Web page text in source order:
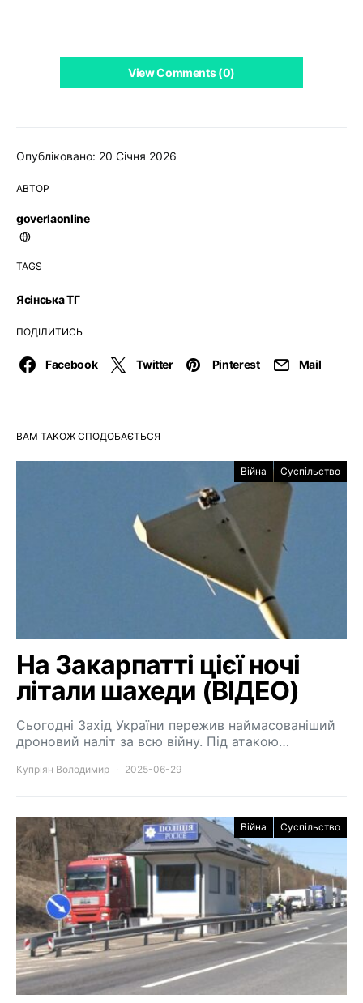
Опубліковано: 20 Січня 2026
АВТОР
goverlaonline
TAGS
Ясінська ТГ
ПОДІЛИТИСЬ
Facebook Twitter Pinterest Mail
View Comments (0)
ВАМ ТАКОЖ СПОДОБАЄТЬСЯ
Війна Суспільство
На Закарпатті цієї ночі
літали шахеди (ВІДЕО)
Сьогодні Захід України пережив наймасованіший
дроновий наліт за всю війну. Під атакою…
Купріян Володимир 2025-06-29
Війна Суспільство